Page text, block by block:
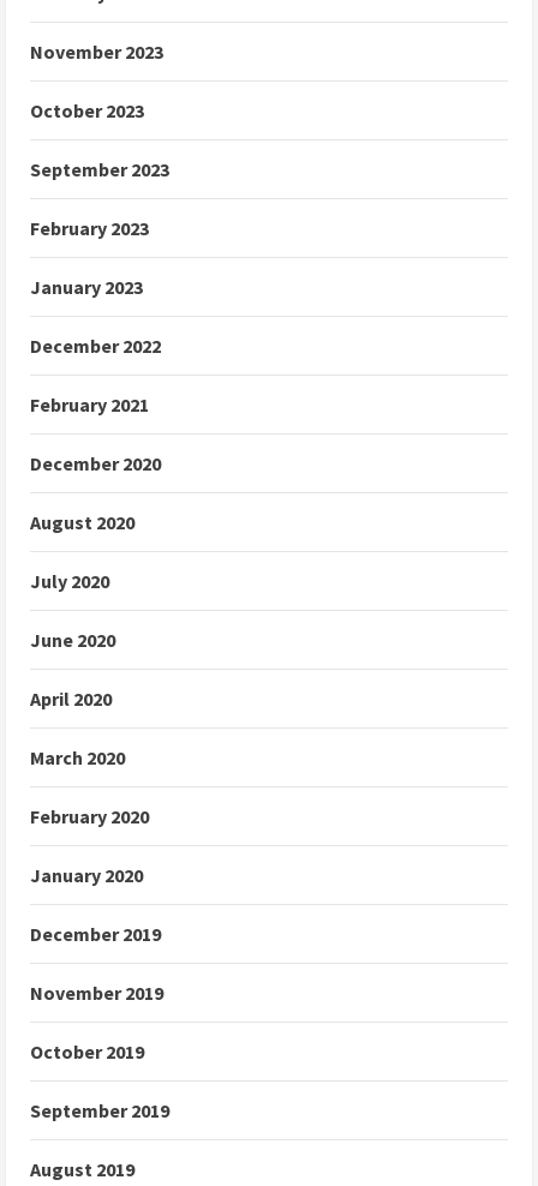
November 2023
October 2023
September 2023
February 2023
January 2023
December 2022
February 2021
December 2020
August 2020
July 2020
June 2020
April 2020
March 2020
February 2020
January 2020
December 2019
November 2019
October 2019
September 2019
August 2019